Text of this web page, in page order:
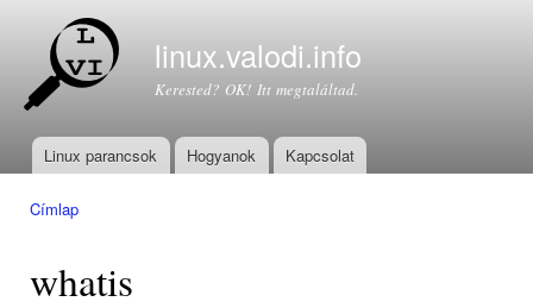
linux.valodi.info
Kerested? OK! Itt megtaláltad.
Főmenü
Linux parancsok Hogyanok Kapcsolat
Címlap
whatis